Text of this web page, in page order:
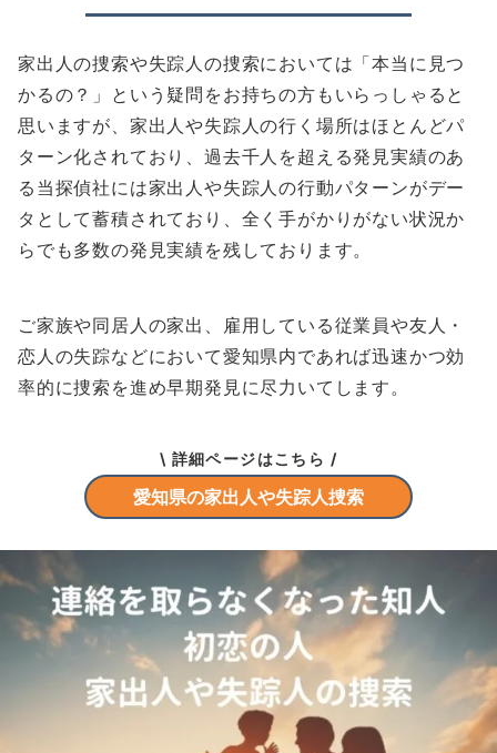
家出人の捜索や失踪人の捜索においては「本当に見つ
かるの？」という疑問をお持ちの方もいらっしゃると
思いますが、家出人や失踪人の行く場所はほとんどパ
ターン化されており、過去千人を超える発見実績のあ
る当探偵社には家出人や失踪人の行動パターンがデー
タとして蓄積されており、全く手がかりがない状況か
らでも多数の発見実績を残しております。
ご家族や同居人の家出、雇用している従業員や友人・
恋人の失踪などにおいて愛知県内であれば迅速かつ効
率的に捜索を進め早期発見に尽力いてします。
\ 詳細ページはこちら /
愛知県の家出人や失踪人捜索